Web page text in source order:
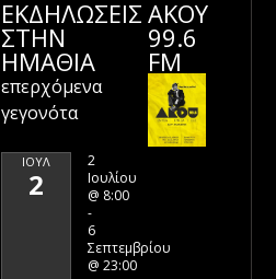
ΕΚΔΗΛΩΣΕΙΣ
ΣΤΗΝ
ΗΜΑΘΊΑ
επερχόμενα
γεγονότα
ΙΟΎΛ
2
2
Ιουλίου
@ 8:00
-
6
Σεπτεμβρίου
@ 23:00
ΑΚΟΥ
99.6
FM